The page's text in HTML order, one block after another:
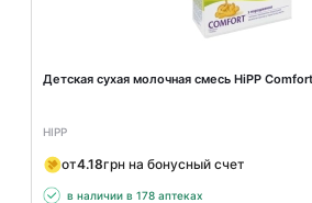
Детская сухая молочная смесь HiPP
HIPP
от4.18грн на бонусный счет
в наличии в 178 аптеках